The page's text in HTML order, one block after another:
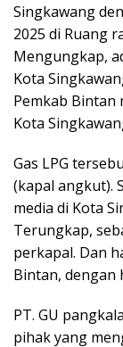
Singkawang
2025 di Ruang
Mengungkap,
Kota
Pemkab Bintan
Kota
Gas LPG
(kapal angkut).
media di Kota
Terungkap,
perkapal. Dan
Bintan, dengan
PT. GU
pihak yang